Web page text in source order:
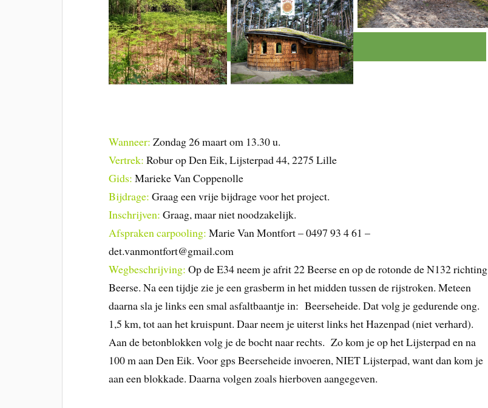
Wanneer: Zondag 26 maart om 13.30 u.
Vertrek: Robur op Den Eik, Lijsterpad 44, 2275 Lille
Gids: Marieke Van Coppenolle
Bijdrage: Graag een vrije bijdrage voor het project.
Inschrijven: Graag, maar niet noodzakelijk.
Afspraken carpooling: Marie Van Montfort – 0497 93 4 61 –
det.vanmontfort@gmail.com
Wegbeschrijving: Op de E34 neem je afrit 22 Beerse en op de rotonde de N132 richting
Beerse. Na een tijdje zie je een grasberm in het midden tussen de rijstroken. Meteen
daarna sla je links een smal asfaltbaantje in: Beerseheide. Dat volg je gedurende ong.
1,5 km, tot aan het kruispunt. Daar neem je uiterst links het Hazenpad (niet verhard).
Aan de betonblokken volg je de bocht naar rechts. Zo kom je op het Lijsterpad en na
100 m aan Den Eik. Voor gps Beerseheide invoeren, NIET Lijsterpad, want dan kom je
aan een blokkade. Daarna volgen zoals hierboven aangegeven.